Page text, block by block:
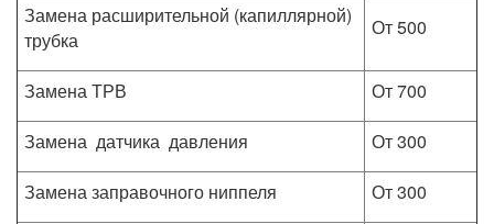
Замена расширительной (капиллярной)
трубка
От 500
Замена ТРВ
От 700
Замена датчика давления
От 300
Замена заправочного ниппеля
От 300